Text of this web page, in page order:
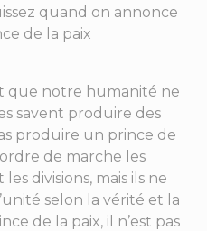
quand on annonce
de la paix
que notre humanité ne
savent produire des
produire un prince de
de marche les
divisions, mais ils ne
selon la vérité et la
de la paix, il n’est pas